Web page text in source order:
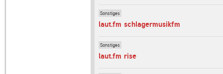
Sonstiges
laut.fm schlagermusikfm
Sonstiges
laut.fm rise